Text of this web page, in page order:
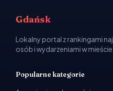
Gdańsk
Lokalny portal z rankingami
osób i wydarzeniami w mieście
Popularne kategorie